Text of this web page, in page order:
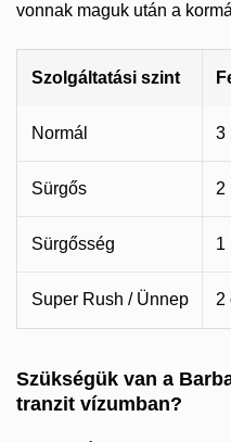
vonnak maguk után a
Szolgáltatási szint
Normál 3
Sürgős 2
Sürgősség 1
Super Rush / Ünnep 2
Szükségük van a
tranzit vízumban?